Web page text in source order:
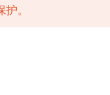
。